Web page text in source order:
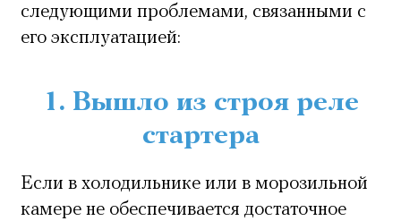
следующими проблемами, связанными с
его эксплуатацией:
1. Вышло из строя реле
стартера
Если в холодильнике или в морозильной
камере не обеспечивается достаточное